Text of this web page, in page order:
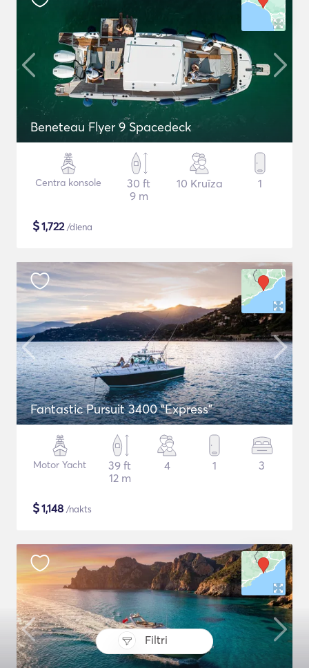
Filtri
Beneteau Flyer 9 Spacedeck
Centra konsole
30 ft
9 m
10 Kruīza 1
$1,722/diena
Fantastic Pursuit 3400 "Express"
Motor Yacht
39 ft
12 m
4 1 3
$1,148 /nakts